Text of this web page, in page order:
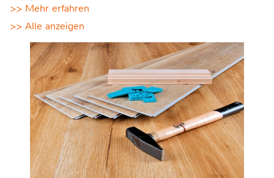
>> Mehr erfahren
>> Alle anzeigen